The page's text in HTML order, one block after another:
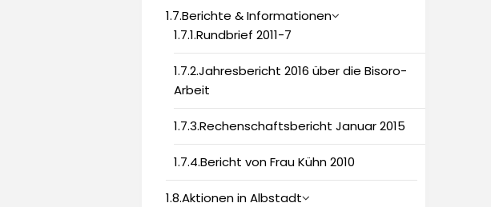
1.7.Berichte & Informationen
1.7.1.Rundbrief 2011-7
1.7.2.Jahresbericht 2016 über die Bisoro-
Arbeit
1.7.3.Rechenschaftsbericht Januar 2015
1.7.4.Bericht von Frau Kühn 2010
1.8.Aktionen in Albstadt